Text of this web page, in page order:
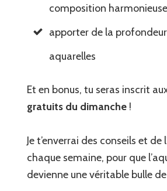
composition harmonieuse
apporter de la
aquarelles
Et en bonus, tu seras inscrit
gratuits du dimanche !
Je t’enverrai des conseils et de
chaque semaine, pour que
devienne une véritable bulle